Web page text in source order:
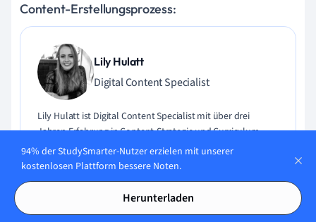
Content-Erstellungsprozess:
Lily Hulatt
Digital Content Specialist
Lily Hulatt ist Digital Content Specialist mit über drei
Jahren Erfahrung in Content-Strategie und Curriculum-
Design. Sie hat 2022 ihren Doktortitel in Englischer Literatur
an der Durham University erhalten, dort auch im
Fachbereich Englische Studien unterrichtet und an
verschiedenen Veröffentlichungen mitgewirkt. Lily ist
94% der StudySmarter-Nutzer erzielen mit unserer
kostenlosen Plattform bessere Noten.
Herunterladen